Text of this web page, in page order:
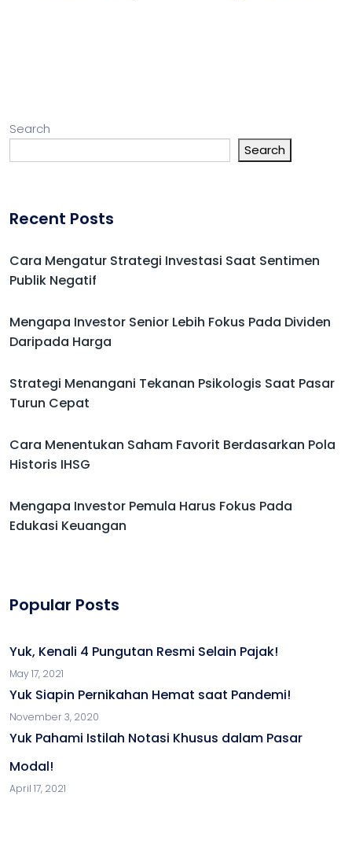
Search
Search
Recent Posts
Cara Mengatur Strategi Investasi Saat Sentimen
Publik Negatif
Mengapa Investor Senior Lebih Fokus Pada Dividen
Daripada Harga
Strategi Menangani Tekanan Psikologis Saat Pasar
Turun Cepat
Cara Menentukan Saham Favorit Berdasarkan Pola
Historis IHSG
Mengapa Investor Pemula Harus Fokus Pada
Edukasi Keuangan
Popular Posts
Yuk, Kenali 4 Pungutan Resmi Selain Pajak!
May 17, 2021
Yuk Siapin Pernikahan Hemat saat Pandemi!
November 3, 2020
Yuk Pahami Istilah Notasi Khusus dalam Pasar
Modal!
April 17, 2021